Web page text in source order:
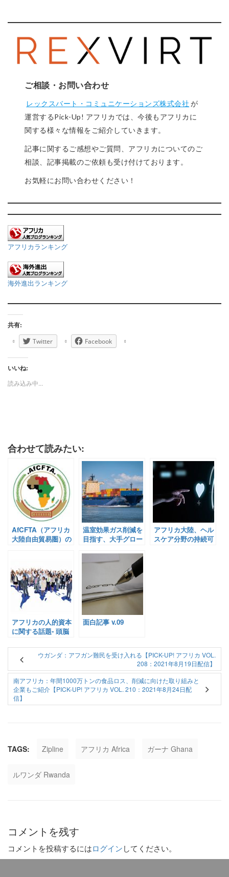
ご相談・お問い合わせ
レックスバート・コミュニケーションズ株式会社 が
運営するPick-Up! アフリカでは、今後もアフリカに
関する様々な情報をご紹介していきます。
記事に関するご感想やご質問、アフリカについてのご
相談、記事掲載のご依頼も受け付けております。
お気軽にお問い合わせください！
アフリカランキング
海外進出ランキング
共有:
Twitter Facebook
いいね:
読み込み中...
合わせて読みたい:
AfCFTA（アフリカ
大陸自由貿易圏）の
2021年5月17日配
信】
温室効果ガス削減を
目指す、大手グロー
諸国による燃料の脱
炭素化に向けた取り
組み【Pick-Up! ア
フリカ Vol. 249：
2021年12月30日配
信】
アフリカ大陸、ヘル
スケア分野の持続可
アフリカの人的資本
に関する話題- 頭脳
【面白記事 Vol.
134: 2020年9月14日
配信】
面白記事 v.09
ウガンダ：アフガン難民を受け入れる【PICK-UP! アフリカ VOL.
208：2021年8月19日配信】
南アフリカ：年間1000万トンの食品ロス、削減に向けた取り組みと
企業もご紹介【PICK-UP! アフリカ VOL. 210：2021年8月24日配
信】
TAGS: Zipline アフリカ Africa ガーナ Ghana
ルワンダ Rwanda
コメントを残す
コメントを投稿するにはログイン してください。